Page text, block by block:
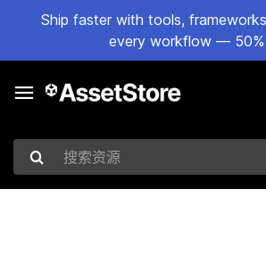
Ship faster with tools,
every workflow —
搜索资源